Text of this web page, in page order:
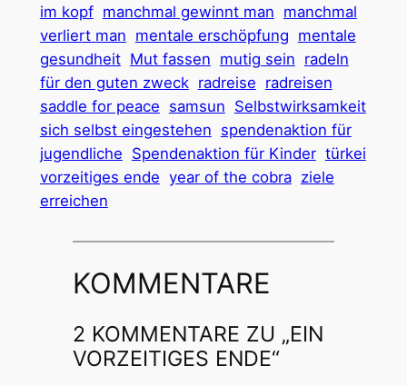
im kopf manchmal gewinnt man manchmal
verliert man mentale erschöpfung mentale
gesundheit Mut fassen mutig sein radeln
für den guten zweck radreise radreisen
saddle for peace samsun Selbstwirksamkeit
sich selbst eingestehen spendenaktion für
jugendliche Spendenaktion für Kinder türkei
vorzeitiges ende year of the cobra ziele
erreichen
KOMMENTARE
2 KOMMENTARE ZU „EIN
VORZEITIGES ENDE“